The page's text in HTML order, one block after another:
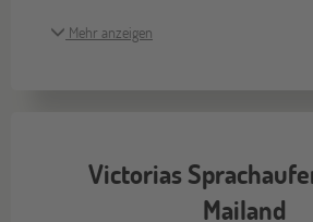
Mehr anzeigen
Victorias
Mailand